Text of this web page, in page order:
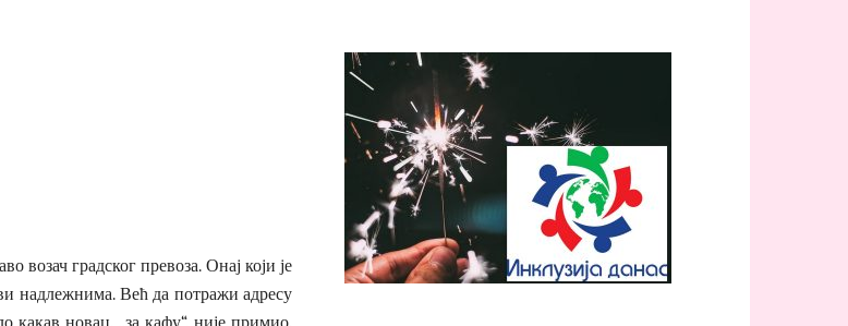
возач градског превоза. Онај који је
надлежнима. Већ да потражи адресу